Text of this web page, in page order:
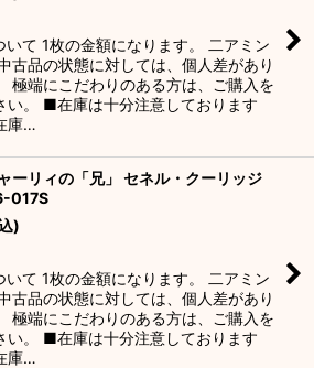
て 1枚の金額になります。 二アミン
古品の状態に対しては、個人差があり
極端にこだわりのある方は、ご購入を
い。 ■在庫は十分注意しております
庫…
ャーリィの「兄」 セネル・クーリッジ
017S
)
て 1枚の金額になります。 二アミン
古品の状態に対しては、個人差があり
極端にこだわりのある方は、ご購入を
い。 ■在庫は十分注意しております
庫…